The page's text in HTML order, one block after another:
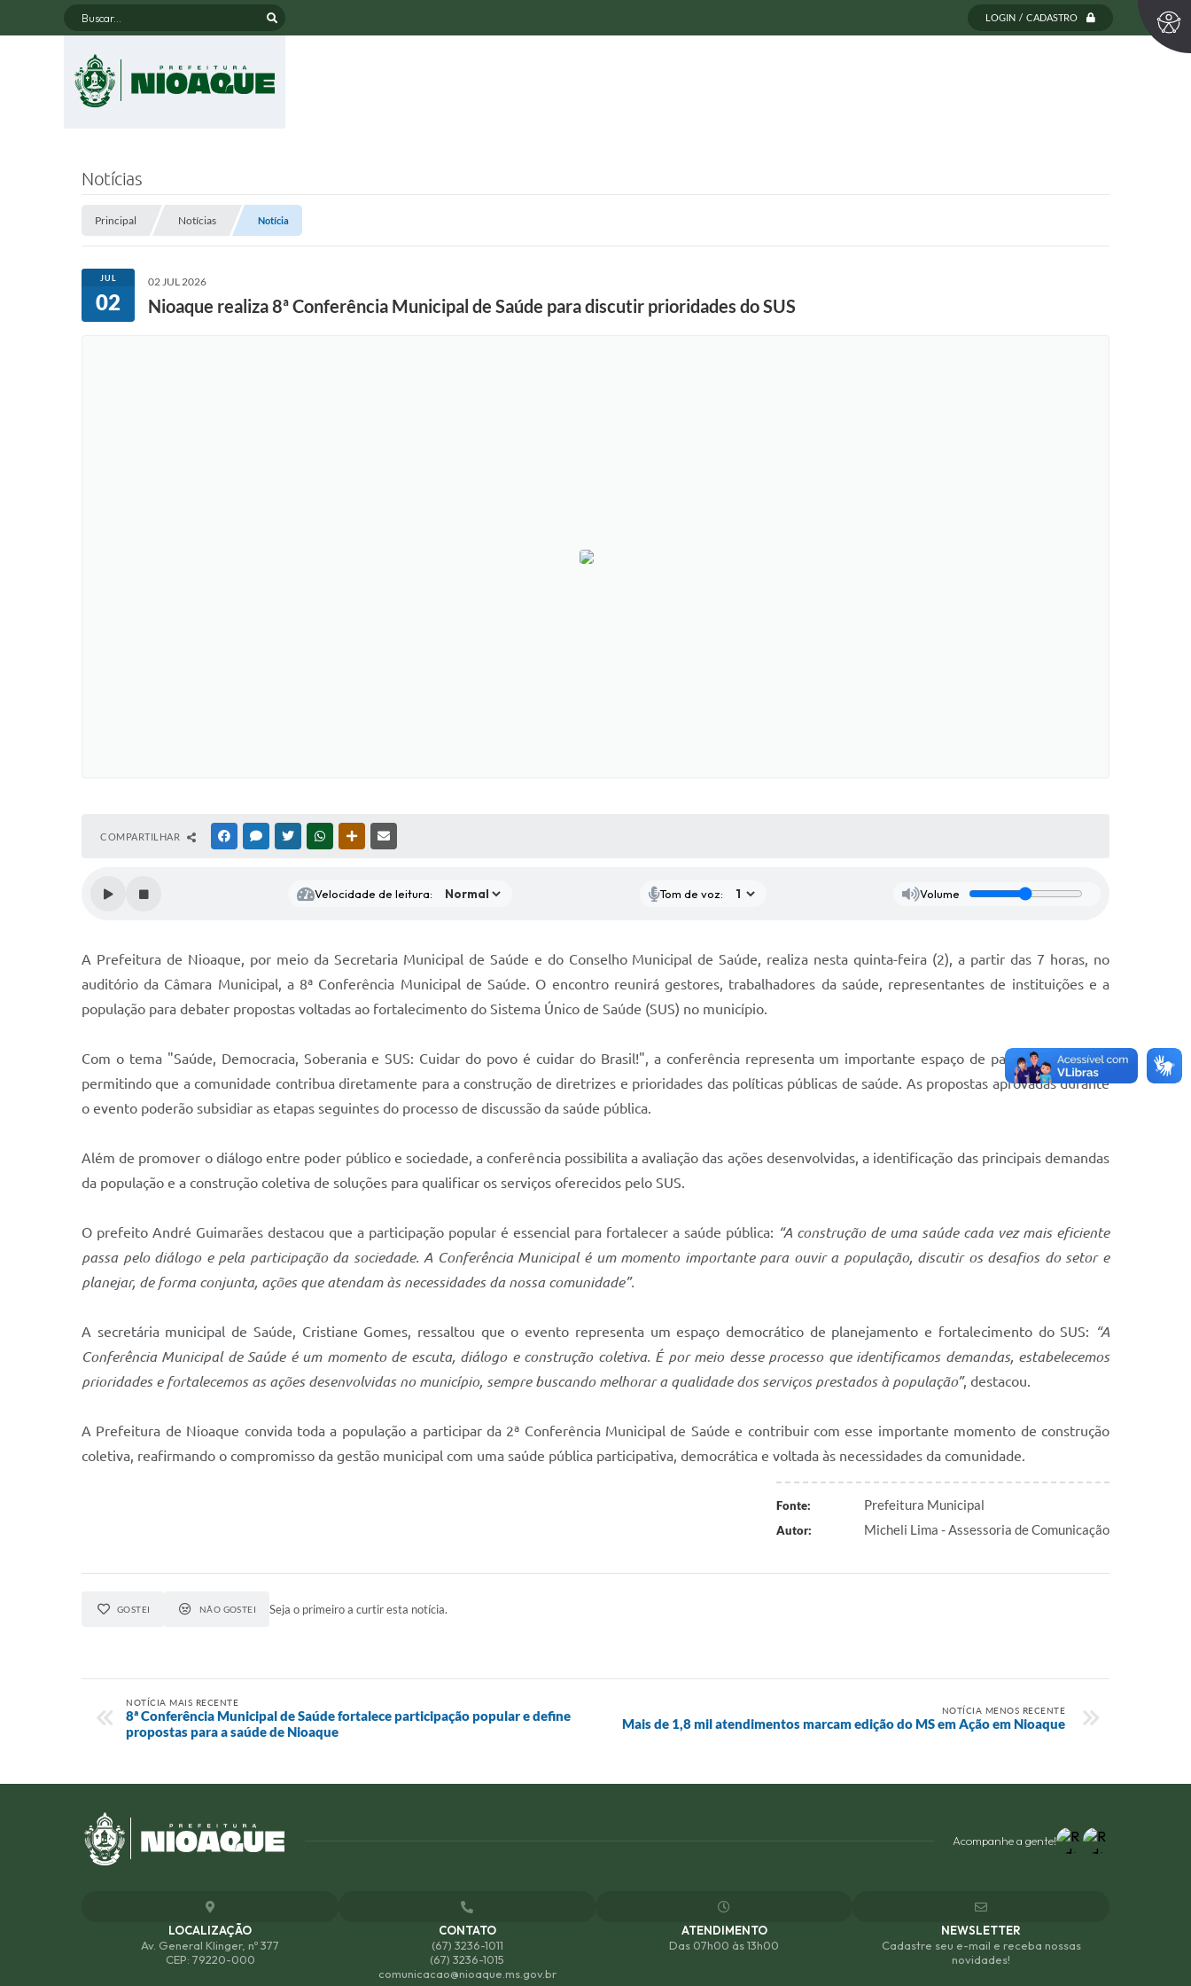
LOGIN / CADASTRO
Buscar...
Notícias
Principal Notícias Notícia
JUL
02
02 JUL 2026
Nioaque realiza 8ª Conferência Municipal de Saúde para discutir prioridades do SUS
COMPARTILHAR FACEBOOKMESSENGER
TWITTERWHATSAPPOUTRAS MÍDIAS
Velocidade de leitura: Tom de voz: Volume
A Prefeitura de Nioaque, por meio da Secretaria Municipal de Saúde e do Conselho Municipal de Saúde, realiza nesta quinta-feira (2), a partir das 7 horas, no
auditório da Câmara Municipal, a 8ª Conferência Municipal de Saúde. O encontro reunirá gestores, trabalhadores da saúde, representantes de instituições e a
população para debater propostas voltadas ao fortalecimento do Sistema Único de Saúde (SUS) no município.
Com o tema "Saúde, Democracia, Soberania e SUS: Cuidar do povo é cuidar do Brasil!", a conferência representa um importante espaço de participação social,
permitindo que a comunidade contribua diretamente para a construção de diretrizes e prioridades das políticas públicas de saúde. As propostas aprovadas durante
o evento poderão subsidiar as etapas seguintes do processo de discussão da saúde pública.
Além de promover o diálogo entre poder público e sociedade, a conferência possibilita a avaliação das ações desenvolvidas, a identificação das principais demandas
da população e a construção coletiva de soluções para qualificar os serviços oferecidos pelo SUS.
O prefeito André Guimarães destacou que a participação popular é essencial para fortalecer a saúde pública: “A construção de uma saúde cada vez mais eficiente
passa pelo diálogo e pela participação da sociedade. A Conferência Municipal é um momento importante para ouvir a população, discutir os desafios do setor e
planejar, de forma conjunta, ações que atendam às necessidades da nossa comunidade”.
A secretária municipal de Saúde, Cristiane Gomes, ressaltou que o evento representa um espaço democrático de planejamento e fortalecimento do SUS:
“A
Conferência Municipal de Saúde é um momento de escuta, diálogo e construção coletiva. É por meio desse processo que identificamos demandas, estabelecemos
prioridades e fortalecemos as ações desenvolvidas no município, sempre buscando melhorar a qualidade dos serviços prestados à população”, destacou.
A Prefeitura de Nioaque convida toda a população a participar da 2ª Conferência Municipal de Saúde e contribuir com esse importante momento de construção
coletiva, reafirmando o compromisso da gestão municipal com uma saúde pública participativa, democrática e voltada às necessidades da comunidade.
Fonte: Prefeitura Municipal
Autor: Micheli Lima - Assessoria de Comunicação
GOSTEI NÃO GOSTEI Seja o primeiro a curtir esta notícia.
NOTÍCIA MAIS RECENTE
8ª Conferência Municipal de Saúde fortalece participação popular e define
propostas para a saúde de Nioaque
NOTÍCIA MENOS RECENTE
Mais de 1,8 mil atendimentos marcam edição do MS em Ação em Nioaque
Acompanhe a gente!
LOCALIZAÇÃO
Av. General Klinger, nº 377
CEP: 79220-000
CONTATO
(67) 3236-1011
(67) 3236-1015
comunicacao@nioaque.ms.gov.br
ATENDIMENTO
Das 07h00 às 13h00
NEWSLETTER
Cadastre seu e-mail e receba nossas
novidades!